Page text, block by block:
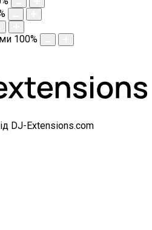
100%
DJ-Extensions.com